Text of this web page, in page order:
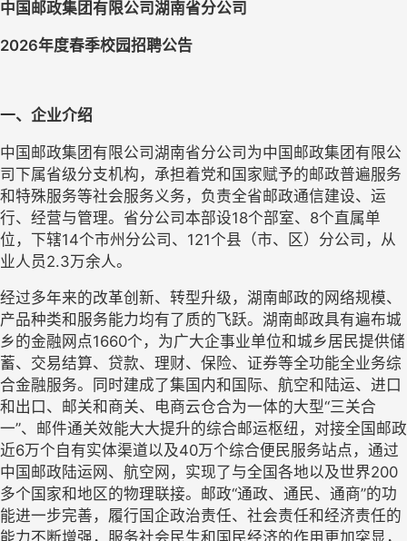
中国邮政集团有限公司湖南省分公司
2026年度春季校园招聘公告
一、企业介绍
中国邮政集团有限公司湖南省分公司为中国邮政集团有限公
司下属省级分支机构，承担着党和国家赋予的邮政普遍服务
和特殊服务等社会服务义务，负责全省邮政通信建设、运
行、经营与管理。省分公司本部设18个部室、 8个直属单
位 ， 下辖14个市州分公司、121个县（市、 区）分公司，从
业人员2.3万余人。
经过多年来的改革创新、转型升级，湖南邮政的网络规模、
产品种类和服务能力均有了质的飞跃。湖南邮政具有遍布城
乡的金融网点1660个，为广大企事业单位和城乡居民提供储
蓄、交易结算、贷款、理财、保险、证券等全功能全业务综
合金融服务。同时建成了集国内和国际、航空和陆运、进口
和出口、邮关和商关、电商云仓合为一体的大型“三关合
一”、邮件通关效能大大提升的综合邮运枢纽，对接全国邮政
近6万个自有实体渠道以及40万个综合便民服务站点，通过
中国邮政陆运网、航空网，实现了与全国各地以及世界200
多个国家和地区的物理联接。邮政“通政、通民、通商”的功
能进一步完善，履行国企政治责任、社会责任和经济责任的